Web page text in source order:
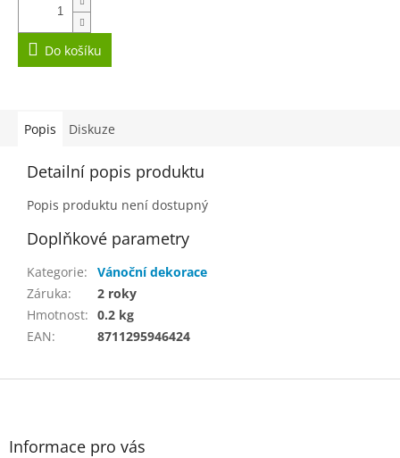
z
hvězdiček.
Do košíku
Popis Diskuze
Detailní popis produktu
Popis produktu není dostupný
Doplňkové parametry
Kategorie:
Vánoční dekorace
Záruka:
2 roky
Hmotnost: 0.2 kg
EAN: 8711295946424
Z
Informace pro vás